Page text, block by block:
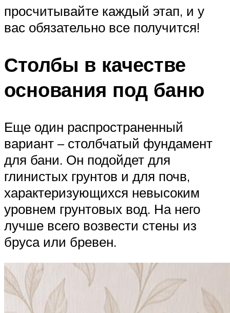
просчитывайте каждый этап, и у
вас обязательно все получится!
Столбы в качестве
основания под баню
Еще один распространенный
вариант – столбчатый фундамент
для бани. Он подойдет для
глинистых грунтов и для почв,
характеризующихся невысоким
уровнем грунтовых вод. На него
лучше всего возвести стены из
бруса или бревен.